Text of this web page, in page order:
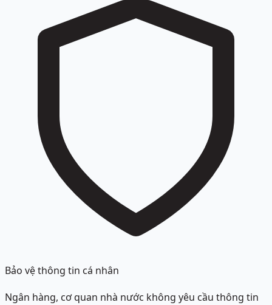
Bảo vệ thông tin cá nhân
Ngân hàng, cơ quan nhà nước không yêu cầu thông tin